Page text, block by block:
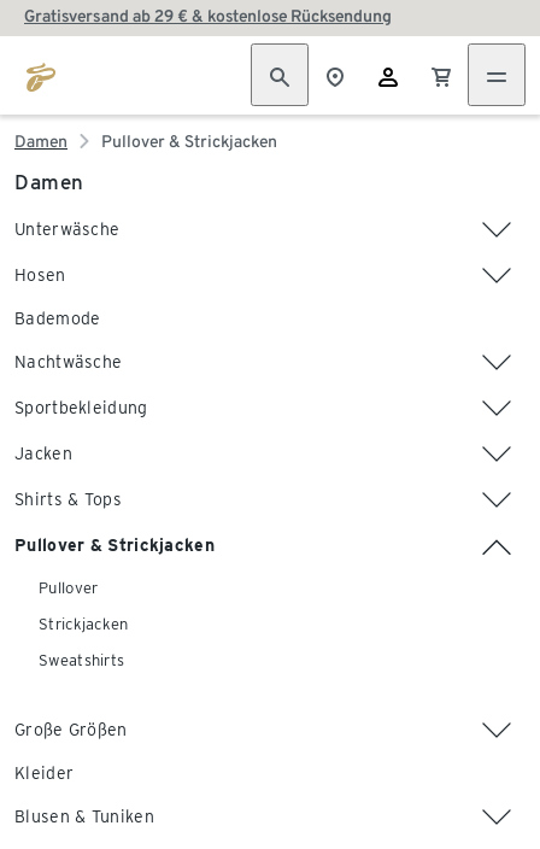
Gratisversand ab 29 € & kostenlose Rücksendung
Damen Pullover & Strickjacken
Damen
Unterwäsche
Hosen
Bademode
Nachtwäsche
Sportbekleidung
Jacken
Shirts & Tops
Pullover & Strickjacken
Pullover
Strickjacken
Sweatshirts
Große Größen
Kleider
Blusen & Tuniken